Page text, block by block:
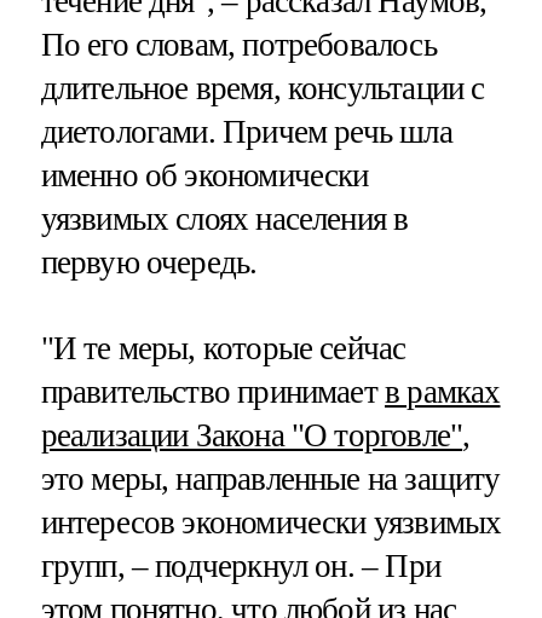
По его словам, потребовалось
длительное время, консультации с
диетологами. Причем речь шла
именно об экономически
уязвимых слоях населения в
первую очередь.
"И те меры, которые сейчас
правительство принимаетв рамках
реализации Закона "О торговле",
это меры, направленные на защиту
интересов экономически уязвимых
групп, – подчеркнул он. – При
этом понятно, что любой из нас